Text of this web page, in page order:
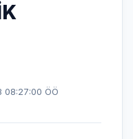
08:27:00 ÖÖ